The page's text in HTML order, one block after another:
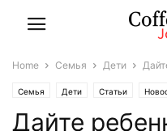
Home Семья Дети
Семья Дети Статьи
Дайте